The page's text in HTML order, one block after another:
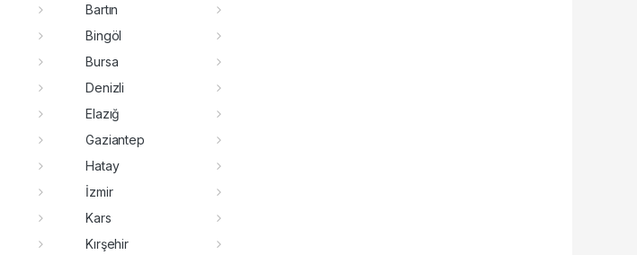
Bartın
Bingöl
Bursa
Denizli
Elazığ
Gaziantep
Hatay
İzmir
Kars
Kırşehir